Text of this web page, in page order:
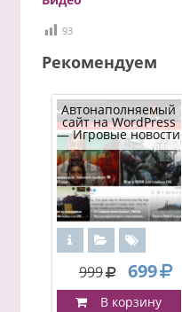
93
Рекомендуем
Автонаполняемый
сайт на WordPress
— Игровые новости
999 699
В корзину